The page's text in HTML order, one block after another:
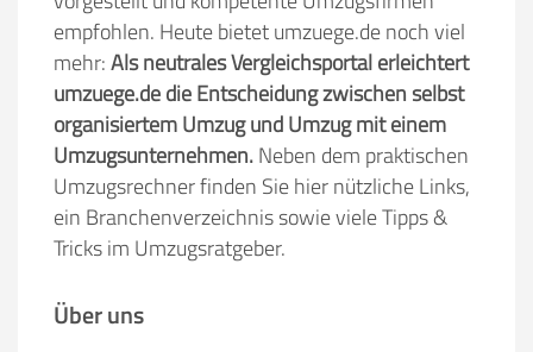
empfohlen. Heute bietet umzuege.de noch viel
mehr:Als neutrales Vergleichsportal erleichtert
umzuege.de die Entscheidung zwischen selbst
organisiertem Umzug und Umzug mit einem
Umzugsunternehmen.Neben dem praktischen
Umzugsrechner finden Sie hier nützliche Links,
ein Branchenverzeichnis sowie viele Tipps &
Tricks im Umzugsratgeber.
Über uns